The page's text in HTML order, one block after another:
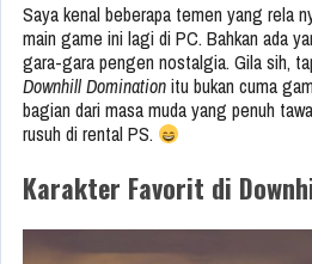
Saya kenal beberapa temen yang rela
main game ini lagi di PC. Bahkan ada
gara-gara pengen nostalgia. Gila sih,
Downhill Dominationitu bukan cuma
bagian dari masa muda yang penuh
rusuh di rental PS.
Karakter Favorit di